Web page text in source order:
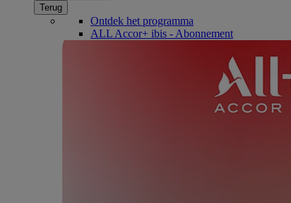
Terug
Ontdek het programma
ALL Accor+ ibis - Abonnement